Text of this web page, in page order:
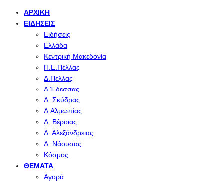
ΑΡΧΙΚΉ
ΕΙΔΉΣΕΙΣ
Ειδήσεις
Ελλάδα
Κεντρική Μακεδονία
Π.Ε.Πέλλας
Δ.Πέλλας
Δ.Έδεσσας
Δ. Σκύδρας
Δ.Αλμωπίας
Δ. Βέροιας
Δ. Αλεξάνδρειας
Δ. Νάουσας
Κόσμος
ΘΈΜΑΤΑ
Αγορά